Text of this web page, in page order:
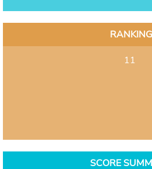
RANKING
11
SCORE